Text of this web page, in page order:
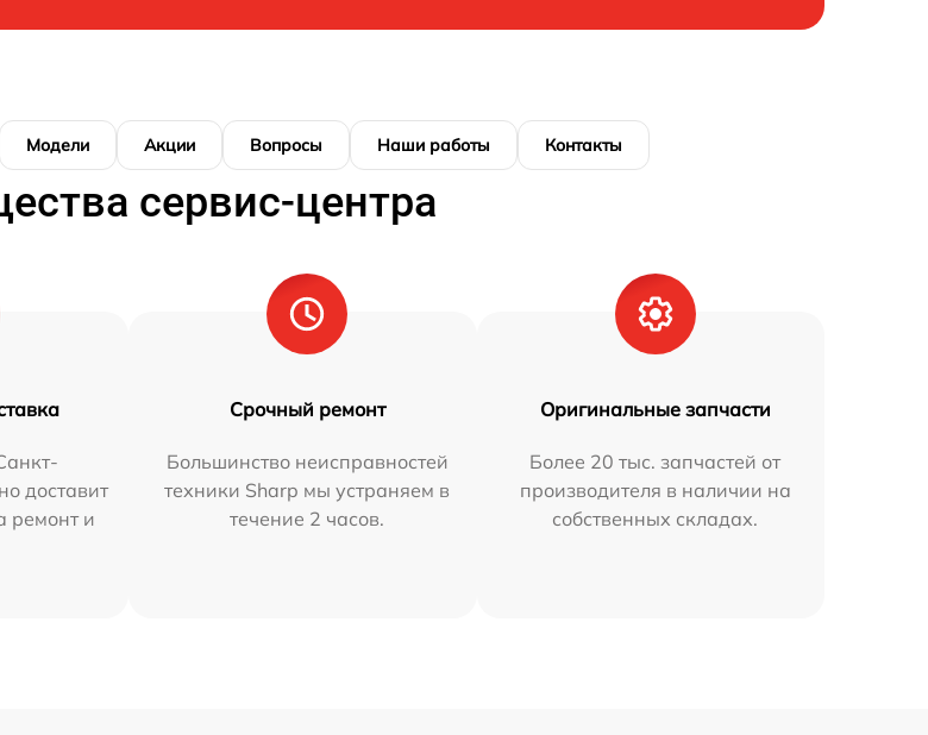
Модели Акции Вопросы Наши работы Контакты
сервис-центра
доставит
ремонт и
Срочный ремонт
Большинство неисправностей
техники Sharp мы устраняем в
течение 2 часов.
Оригинальные запчасти
Более 20 тыс. запчастей от
производителя в наличии на
собственных складах.